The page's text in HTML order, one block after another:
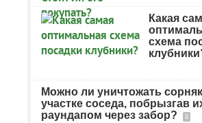
Какая
схема
Можно ли уничтожать
участке соседа, побрызгав
раундапом через забор?
8